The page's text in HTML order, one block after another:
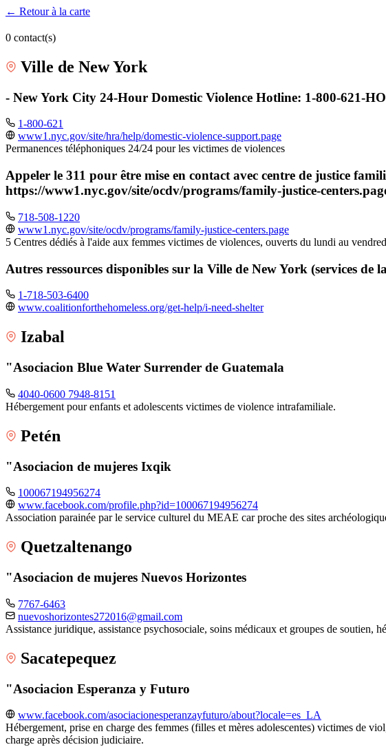
← Retour à la carte
0 contact(s)
Ville de New York
- New York City 24-Hour Domestic Violence Hotline: 1-800-621-
1-800-621
www1.nyc.gov/site/hra/help/domestic-violence-support.page
Permanences téléphoniques 24/24 pour les victimes de violences
Appeler le 311 pour être mise en contact avec centre de justice
https://www1.nyc.gov/site/ocdv/programs/family-justice-
718-508-1220
www1.nyc.gov/site/ocdv/programs/family-justice-centers.page
5 Centres dédiés à l'aide aux femmes victimes de violences, ouverts du lundi au
Autres ressources disponibles sur la Ville de New York (services de
1-718-503-6400
www.coalitionforthehomeless.org/get-help/i-need-shelter
Izabal
"Asociacion Blue Water Surrender de Guatemala
4040-0600 7948-8151
Hébergement pour enfants et adolescents victimes de violence intrafamiliale.
Petén
"Asociacion de mujeres Ixqik
100067194956274
www.facebook.com/profile.php?id=100067194956274
Association parainée par le service culturel du MEAE car proche des sites
Quetzaltenango
"Asociacion de mujeres Nuevos Horizontes
7767-6463
nuevoshorizontes272016@gmail.com
Assistance juridique, assistance psychosociale, soins médicaux et groupes de soutien,
Sacatepequez
"Asociacion Esperanza y Futuro
www.facebook.com/asociacionesperanzayfuturo/about?locale=es_LA
Hébergement, prise en charge des femmes (filles et mères adolescentes) victimes de
charge après décision judiciaire.